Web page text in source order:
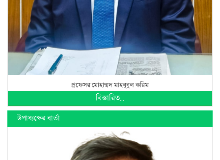
প্রফেসর মোহাম্মদ মাহবুবুল করিম
বিস্তারিত...
উপাধ্যক্ষের বার্তা